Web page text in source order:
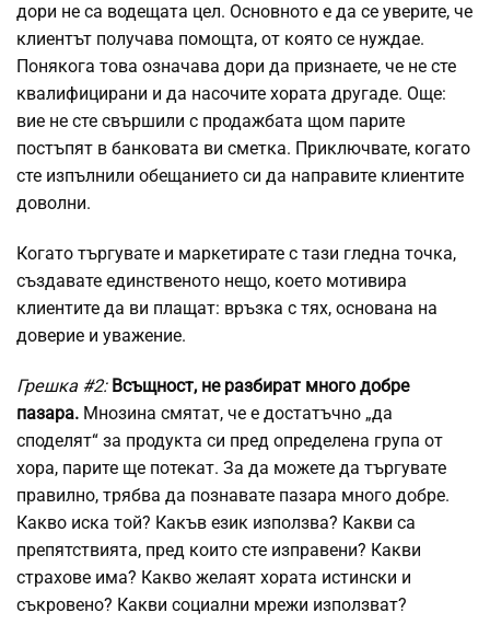
дори не са водещата цел. Основното е да се уверите, че
клиентът получава помощта, от която се нуждае.
Понякога това означава дори да признаете, че не сте
квалифицирани и да насочите хората другаде. Още:
вие не сте свършили с продажбата щом парите
постъпят в банковата ви сметка. Приключвате, когато
сте изпълнили обещанието си да направите клиентите
доволни.
Когато търгувате и маркетирате с тази гледна точка,
създавате единственото нещо, което мотивира
клиентите да ви плащат: връзка с тях, основана на
доверие и уважение.
Грешка #2: Всъщност, не разбират много добре
пазара. Мнозина смятат, че е достатъчно „да
споделят“ за продукта си пред определена група от
хора, парите ще потекат. За да можете да търгувате
правилно, трябва да познавате пазара много добре.
Какво иска той? Какъв език използва? Какви са
препятствията, пред които сте изправени? Какви
страхове има? Какво желаят хората истински и
съкровено? Какви социални мрежи използват?